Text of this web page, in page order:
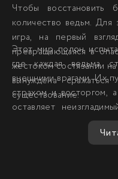
Чтобы восстановить
количество ведьм. Для
игра, на первый
превращающаяся в
жестоком состязании
вынуждена
существование.
Этот мир полон
где каждая ведьма
внешними врагами. Их
страхом и восторгом,
оставляет
захватывающем аниме,
человеческих эмоций